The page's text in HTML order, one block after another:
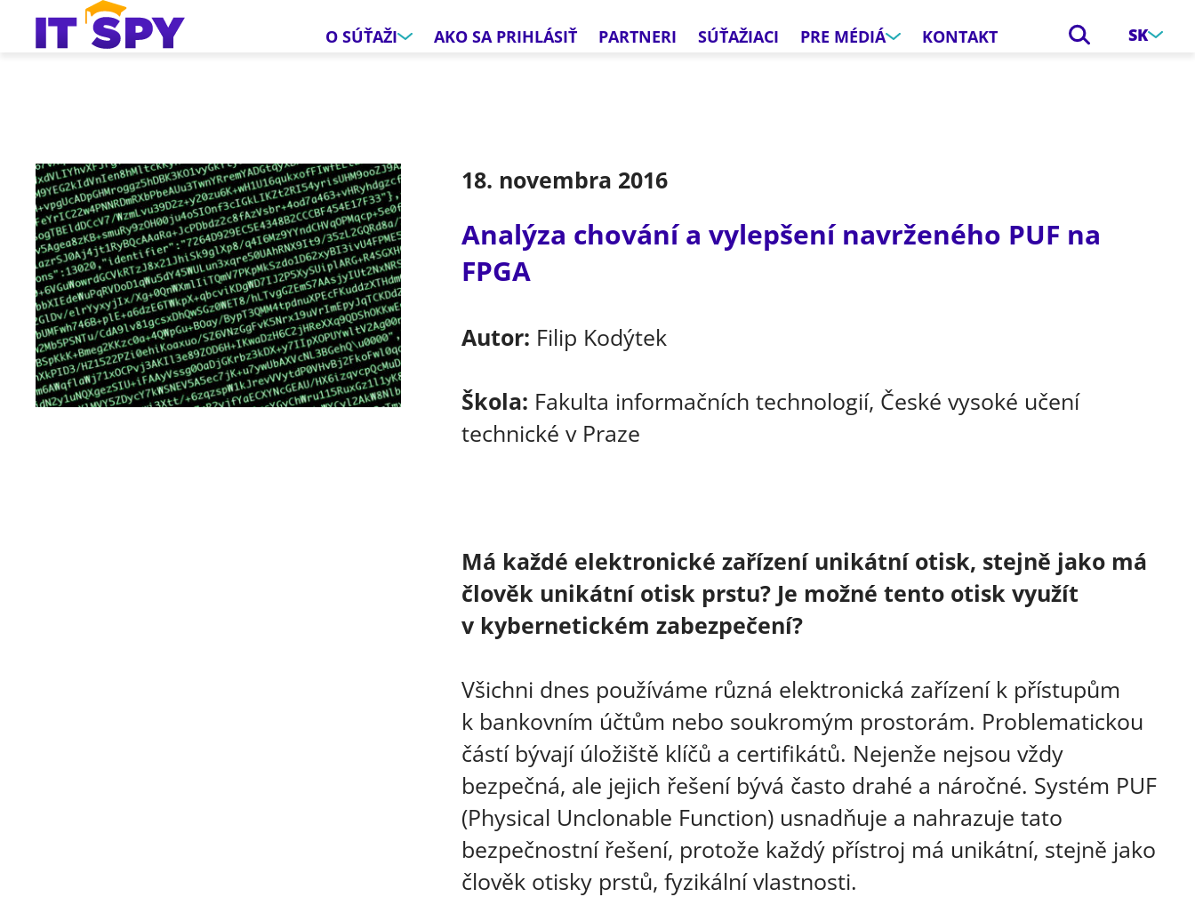
O SÚŤAŽI AKO SA PRIHLÁSIŤ PARTNERI SÚŤAŽIACI PRE MÉDIÁ KONTAKT SK
18. novembra 2016
Analýza chování a vylepšení navrženého PUF na
FPGA
Autor: Filip Kodýtek
Škola: Fakulta informačních technologií, České vysoké učení
technické v Praze
Má každé elektronické zařízení unikátní otisk, stejně jako má
člověk unikátní otisk prstu? Je možné tento otisk využít
v kybernetickém zabezpečení?
Všichni dnes používáme různá elektronická zařízení k přístupům
k bankovním účtům nebo soukromým prostorám. Problematickou
částí bývají úložiště klíčů a certifikátů. Nejenže nejsou vždy
bezpečná, ale jejich řešení bývá často drahé a náročné. Systém PUF
(Physical Unclonable Function) usnadňuje a nahrazuje tato
bezpečnostní řešení, protože každý přístroj má unikátní, stejně jako
člověk otisky prstů, fyzikální vlastnosti.